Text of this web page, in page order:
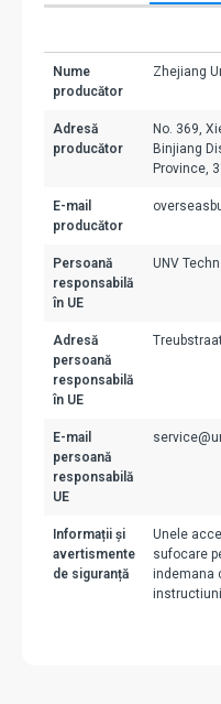
Nume
producător
Zhejiang
Adresă
producător
No. 369,
Binjiang
Province,
E-mail
producător
Persoană
responsabilă
în UE
UNV
Adresă
persoană
responsabilă
în UE
E-mail
persoană
responsabilă
UE
Informații și
avertismente
de siguranță
Unele
sufocare
indemana